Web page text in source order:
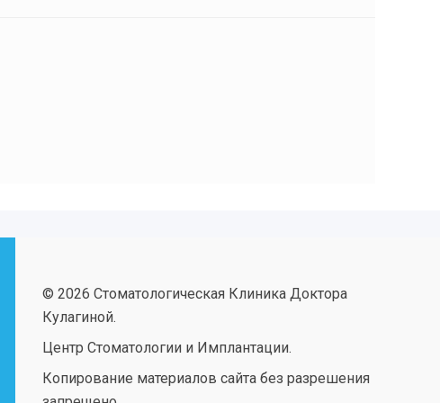
© 2026 Стоматологическая Клиника Доктора
Кулагиной.
Центр Стоматологии и Имплантации.
Копирование материалов сайта без разрешения